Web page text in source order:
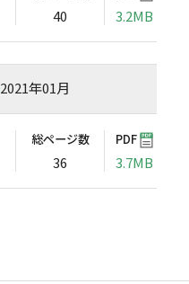
40 3.2MB
2021年01月
総ページ数
36
PDF
3.7MB